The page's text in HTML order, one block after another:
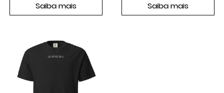
Saiba mais Saiba mais